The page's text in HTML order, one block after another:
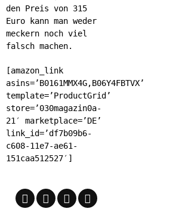
den Preis von 315
Euro kann man weder
meckern noch viel
falsch machen.
[amazon_link
asins=’B0161MMX4G,B06Y4FBTVX’
template=’ProductGrid’
store=’030magazin0a-
21′ marketplace=’DE’
link_id=’df7b09b6-
c608-11e7-ae61-
151caa512527′]